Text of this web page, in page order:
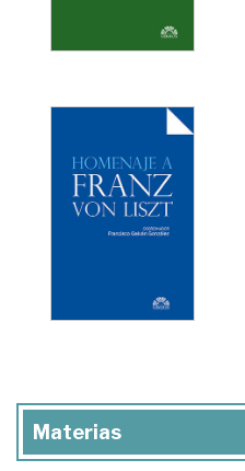
Materias